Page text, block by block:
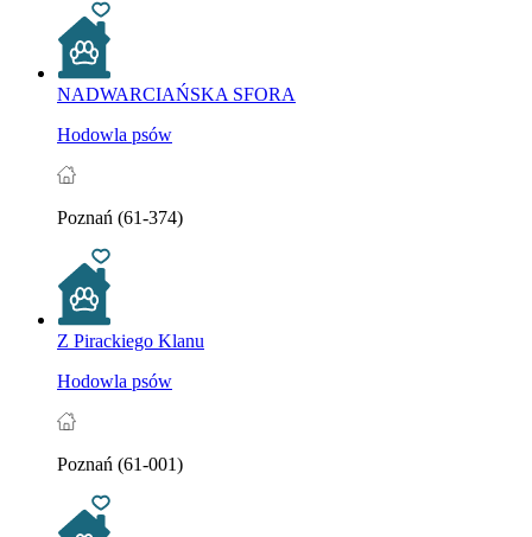
NADWARCIAŃSKA SFORA
Hodowla psów
Poznań (61-374)
Z Pirackiego Klanu
Hodowla psów
Poznań (61-001)